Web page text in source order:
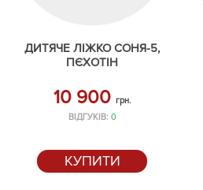
ДИТЯЧЕ ЛІЖКО СОНЯ-5,
ПЄХОТІН
10 900 грн.
ВІДГУКІВ: 0
КУПИТИ